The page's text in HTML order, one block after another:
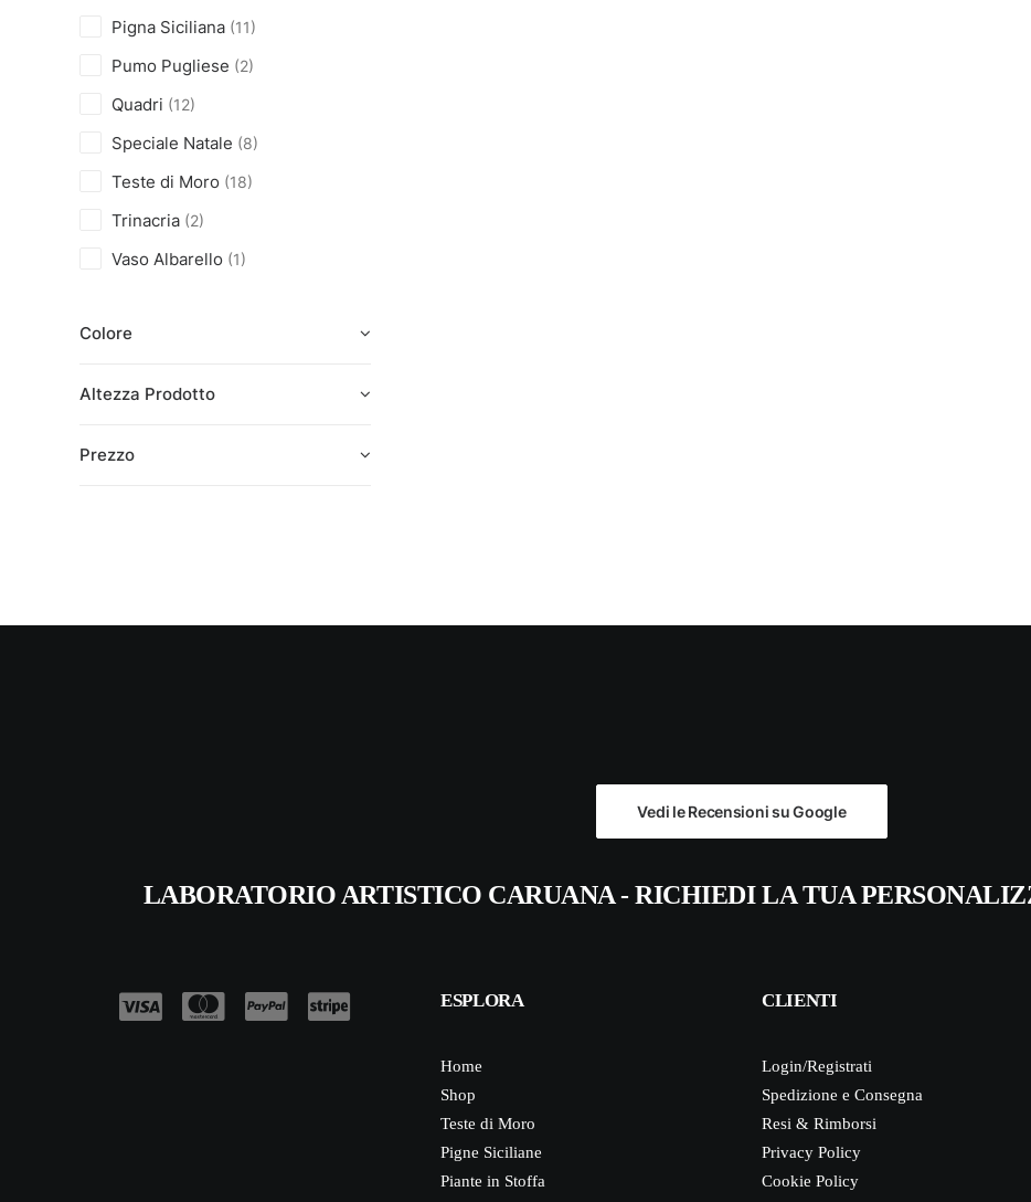
Pigna Siciliana (11)
Pumo Pugliese (2)
Quadri (12)
Speciale Natale (8)
Teste di Moro (18)
Trinacria (2)
Vaso Albarello (1)
Colore
Altezza Prodotto
Prezzo
Vedi le Recensioni su Google
LABORATORIO ARTISTICO CARUANA - RICHIEDI LA TUA
ESPLORA
Home
Shop
Teste di Moro
Pigne Siciliane
Piante in Stoffa
CLIENTI
Login/Registrati
Spedizione e Consegna
Resi & Rimborsi
Privacy Policy
Cookie Policy